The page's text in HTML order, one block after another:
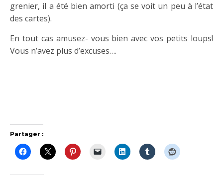
grenier, il a été bien amorti (ça se voit un peu à l’état
des cartes).
En tout cas amusez- vous bien avec vos petits loups!
Vous n’avez plus d’excuses….
Partager :